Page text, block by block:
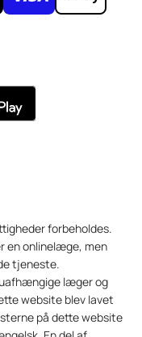
forbeholdes.
en onlinelæge, men
tjeneste.
læger og
website blev lavet
på dette website